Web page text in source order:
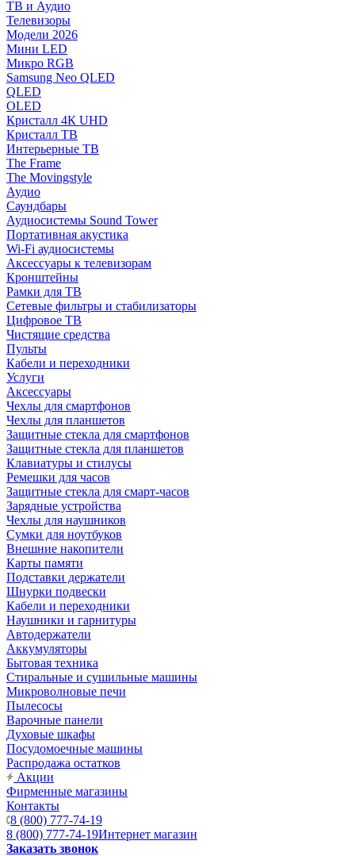
ТВ и Аудио
Телевизоры
Модели 2026
Мини LED
Микро RGB
Samsung Neo QLED
QLED
OLED
Кристалл 4К UHD
Кристалл ТВ
Интерьерные ТВ
The Frame
The Movingstyle
Аудио
Саундбары
Аудиосистемы Sound Tower
Портативная акустика
Wi-Fi аудиосистемы
Аксессуары к телевизорам
Кронштейны
Рамки для ТВ
Сетевые фильтры и стабилизаторы
Цифровое ТВ
Чистящие средства
Пульты
Кабели и переходники
Услуги
Аксессуары
Чехлы для смартфонов
Чехлы для планшетов
Защитные стекла для смартфонов
Защитные стекла для планшетов
Клавиатуры и стилусы
Ремешки для часов
Защитные стекла для смарт-часов
Зарядные устройства
Чехлы для наушников
Сумки для ноутбуков
Внешние накопители
Карты памяти
Подставки держатели
Шнурки подвески
Кабели и переходники
Наушники и гарнитуры
Автодержатели
Аккумуляторы
Бытовая техника
Стиральные и сушильные машины
Микроволновые печи
Пылесосы
Варочные панели
Духовые шкафы
Посудомоечные машины
Распродажа остатков
Акции
Фирменные магазины
Контакты
8 (800) 777-74-19
8 (800) 777-74-19Интернет магазин
Заказать звонок